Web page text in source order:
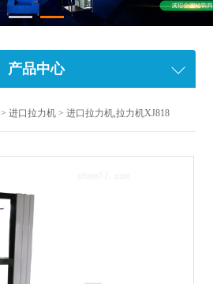
产品中心
>进口拉力机 > 进口拉力机,拉力机XJ818